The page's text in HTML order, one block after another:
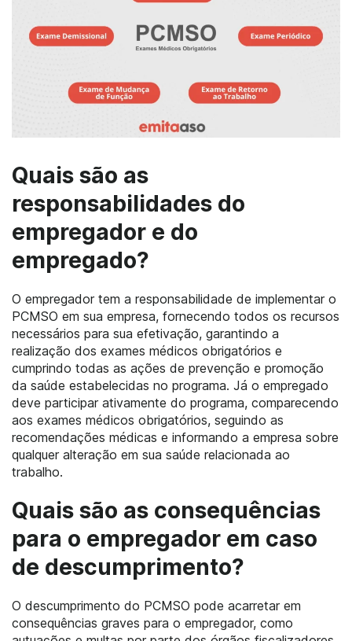
Quais são as
responsabilidades do
empregador e do
empregado?
O empregador tem a responsabilidade de implementar o
PCMSO em sua empresa, fornecendo todos os recursos
necessários para sua efetivação, garantindo a
realização dos exames médicos obrigatórios e
cumprindo todas as ações de prevenção e promoção
da saúde estabelecidas no programa. Já o empregado
deve participar ativamente do programa, comparecendo
aos exames médicos obrigatórios, seguindo as
recomendações médicas e informando a empresa sobre
qualquer alteração em sua saúde relacionada ao
trabalho.
Quais são as consequências
para o empregador em caso
de descumprimento?
O descumprimento do PCMSO pode acarretar em
consequências graves para o empregador, como